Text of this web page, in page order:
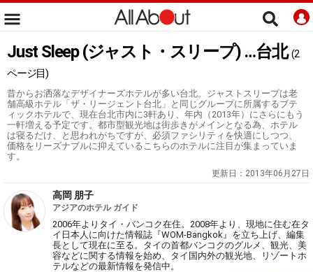
Just Sleep (ジャスト・スリープ) …台北 (2
ページ目)
昔からお洒落なデザイナーズホテルが多い台北。ジャストスリープは老
舗高級ホテル「ザ・リージェント台北」と同じグループに所属するブテ
ィックホテルで、現在台北市内に3軒あり、年内（2013年）にさらにもう
一軒増える予定です。都市型観光地は街歩きがメインとなる為、ホテル
は寝るだけ、と思われがちですが、必須ファシリティを快適にしつつ、
価格をリーズナブルに抑えているこちらのホテルに注目が集まっていま
す。
更新日： 2013年06月27日
高岡 朋子
アジアのホテル ガイド
2006年よりタイ・バンコク在住。2008年より、現地に住む在タ
イ日本人に向けた情報誌『WOM-Bangkok』を立ち上げ、編集
長として現在に至る。タイの首都バンコクのグルメ、観光、美
容などに関する情報を始め、タイ国内外の観光地、リゾートホ
テルなどの最新情報を発信中。